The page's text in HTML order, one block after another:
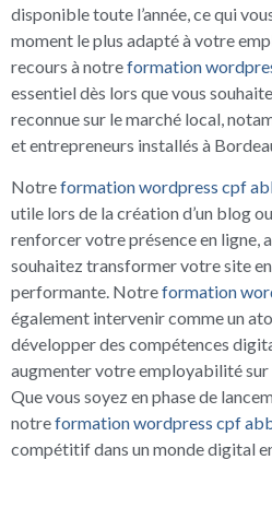
disponible toute l’année, ce qui
moment le plus adapté à votre
recours à notreformation
essentiel dès lors que vous
reconnue sur le marché local,
et entrepreneurs installés à
Notreformation wordpress cpf
utile lors de la création d’un blog
renforcer votre présence en ligne,
souhaitez transformer votre site
performante. Notreformation
également intervenir comme un
développer des compétences
augmenter votre employabilité sur
Que vous soyez en phase de
notreformation wordpress cpf
compétitif dans un monde digital